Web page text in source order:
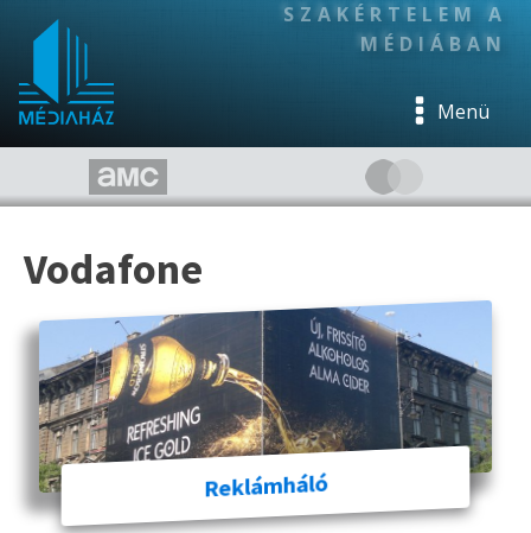
SZAKÉRTELEM A
MÉDIÁBAN
Menü
Vodafone
Reklámháló